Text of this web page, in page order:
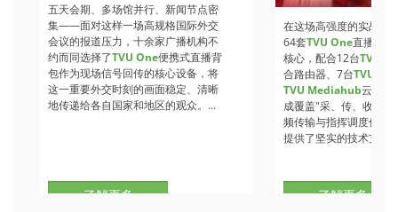
五天会期、多场馆并行、新闻节点密
集——面对这样一场高规格国际外交
会议的报道压力，十余家广播机构不
约而同选择了TVU One便携式直播背
包作为现场信号回传的核心设备，将
这一重要外交时刻的画面稳定、清晰
地传递给各自国家和地区的观众。...
了解更多
在这场高强度的实战检
64套TVU One直播背
核心，配合12台TVU
合路由器、7台TVU
TVU Mediahub云调度
成覆盖"采、传、收、
频传输与指挥调度保障
提供了坚实的技术支撑
了解更多